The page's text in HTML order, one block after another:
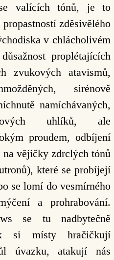
valících tónů, je to
zděsivělého
v chlácholivém
proplétajících
zvukových atavismů,
sirénově
namíchávaných,
uhlíků, ale
proudem, odbíjení
vějičky zdrclých tónů
které se probíjejí
se lomí do vesmírného
a prohrabování.
se tu nadbytečně
si místy hračičkují
úvazku, atakují nás